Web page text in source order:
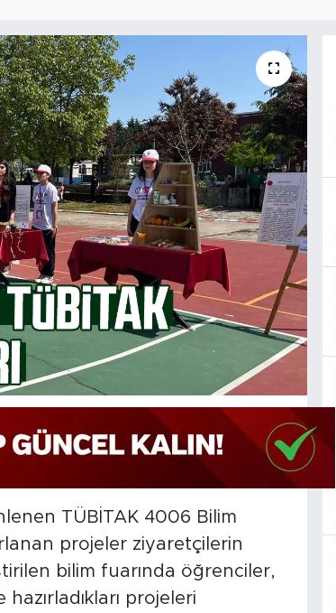
TÜBİTAK 4006 Bilim
projeler ziyaretçilerin
bilim fuarında öğrenciler,
projeleri